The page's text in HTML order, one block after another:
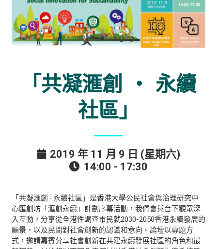
「共凝滙創 ‧ 永續
社區」
2019 年 11 月 9 日 (星期六)
14:00 - 17:30
「共凝滙創 ‧ 永續社區」是香港大學公民社會與治理研究中
心匯創坊「滙創永續」計劃序幕活動，我們會與台下觀眾深
入互動，分享從全港性調查市民就2030-2050香港永續發展的
願景，以及民間對社會創新的認識和意向。論壇以專題方
式，邀請嘉賓分享社會創新在共建永續發展社區的角色和最